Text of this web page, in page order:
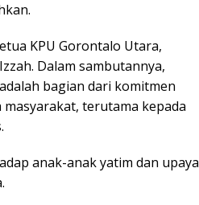
KPU Gorontalo Utara,
Dalam sambutannya,
bagian dari komitmen
terutama kepada
anak-anak yatim dan upaya